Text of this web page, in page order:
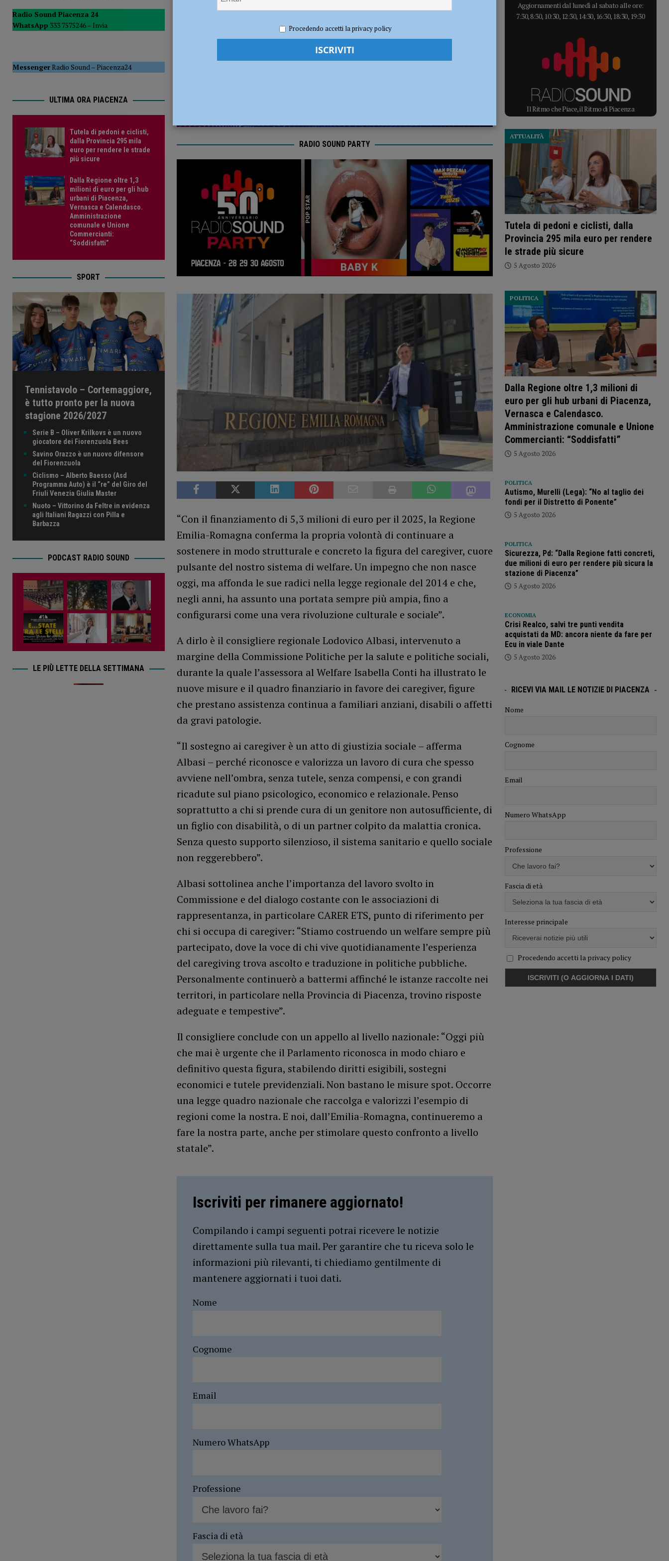
POLITICA
[ 5 Agosto 2026 ] Caldo estremo e asili nido, Tagliaferri (FdI): “Verificare subito la situazione nella provincia di Piacenza”
Redazione FG Politica
RADIO SOUND PARTY
“Con il finanziamento di 5,3 milioni di euro per il 2025, la Regione
Emilia-Romagna conferma la propria volontà di continuare a
sostenere in modo strutturale e concreto la figura del caregiver, cuore
pulsante del nostro sistema di welfare. Un impegno che non nasce
oggi, ma affonda le sue radici nella legge regionale del 2014 e che,
negli anni, ha assunto una portata sempre più ampia, fino a
configurarsi come una vera rivoluzione culturale e sociale”.
A dirlo è il consigliere regionale Lodovico Albasi, intervenuto a
margine della Commissione Politiche per la salute e politiche sociali,
durante la quale l’assessora al Welfare Isabella Conti ha illustrato le
nuove misure e il quadro finanziario in favore dei caregiver, figure
che prestano assistenza continua a familiari anziani, disabili o affetti
da gravi patologie.
“Il sostegno ai caregiver è un atto di giustizia sociale – afferma
Albasi – perché riconosce e valorizza un lavoro di cura che spesso
avviene nell’ombra, senza tutele, senza compensi, e con grandi
ricadute sul piano psicologico, economico e relazionale. Penso
soprattutto a chi si prende cura di un genitore non autosufficiente, di
un figlio con disabilità, o di un partner colpito da malattia cronica.
Senza questo supporto silenzioso, il sistema sanitario e quello sociale
non reggerebbero”.
Albasi sottolinea anche l’importanza del lavoro svolto in
Commissione e del dialogo costante con le associazioni di
rappresentanza, in particolare CARER ETS, punto di riferimento per
chi si occupa di caregiver: “Stiamo costruendo un welfare sempre più
partecipato, dove la voce di chi vive quotidianamente l’esperienza
del caregiving trova ascolto e traduzione in politiche pubbliche.
Personalmente continuerò a battermi affinché le istanze raccolte nei
territori, in particolare nella Provincia di Piacenza, trovino risposte
adeguate e tempestive”.
Il consigliere conclude con un appello al livello nazionale: “Oggi più
che mai è urgente che il Parlamento riconosca in modo chiaro e
definitivo questa figura, stabilendo diritti esigibili, sostegni
economici e tutele previdenziali. Non bastano le misure spot. Occorre
una legge quadro nazionale che raccolga e valorizzi l’esempio di
regioni come la nostra. E noi, dall’Emilia-Romagna, continueremo a
fare la nostra parte, anche per stimolare questo confronto a livello
statale”.
Iscriviti per rimanere aggiornato!
Compilando i campi seguenti potrai ricevere le notizie
direttamente sulla tua mail. Per garantire che tu riceva solo le
informazioni più rilevanti, ti chiediamo gentilmente di
mantenere aggiornati i tuoi dati.
Nome
Cognome
Email
Numero WhatsApp
Professione
Fascia di età
Radio Sound Piacenza 24
WhatsApp 333 7575246 – Invia
MessengerRadio Sound–Piacenza24
ULTIMA ORA PIACENZA
Tutela di pedoni e ciclisti,
dalla Provincia 295 mila
euro per rendere le strade
più sicure
Dalla Regione oltre 1,3
milioni di euro per gli hub
urbani di Piacenza,
Vernasca e Calendasco.
Amministrazione
comunale e Unione
Commercianti:
“Soddisfatti”
SPORT
Tennistavolo – Cortemaggiore,
è tutto pronto per la nuova
stagione 2026/2027
Serie B – Oliver Krilkovs è un nuovo
giocatore dei Fiorenzuola Bees
Savino Orazzo è un nuovo difensore
del Fiorenzuola
Ciclismo – Alberto Baesso (Asd
Programma Auto) è il “re” del Giro del
Friuli Venezia Giulia Master
Nuoto – Vittorino da Feltre in evidenza
agli Italiani Ragazzi con Pilla e
Barbazza
PODCAST RADIO SOUND
LE PIÙ LETTE DELLA SETTIMANA
Aggiornamenti dal lunedì al sabato alle ore:
7:30, 8:30, 10:30, 12:30, 14:30, 16:30, 18:30, 19:30
Il Ritmo che Piace, il Ritmo di Piacenza
Tutela di pedoni e ciclisti, dalla
Provincia 295 mila euro per rendere
le strade più sicure
ATTUALITÀ
5 Agosto 2026
Dalla Regione oltre 1,3 milioni di
euro per gli hub urbani di Piacenza,
Vernasca e Calendasco.
Amministrazione comunale e Unione
Commercianti: “Soddisfatti”
POLITICA
5 Agosto 2026
POLITICA
Autismo, Murelli (Lega): “No al taglio dei
fondi per il Distretto di Ponente”
5 Agosto 2026
POLITICA
Sicurezza, Pd: “Dalla Regione fatti concreti,
due milioni di euro per rendere più sicura la
stazione di Piacenza”
5 Agosto 2026
ECONOMIA
Crisi Realco, salvi tre punti vendita
acquistati da MD: ancora niente da fare per
Ecu in viale Dante
5 Agosto 2026
RICEVI VIA MAIL LE NOTIZIE DI PIACENZA
Nome
Cognome
Email
Numero WhatsApp
Professione
Fascia di età
Interesse principale
Procedendo accetti la privacy policy
Procedendo accetti la privacy policy